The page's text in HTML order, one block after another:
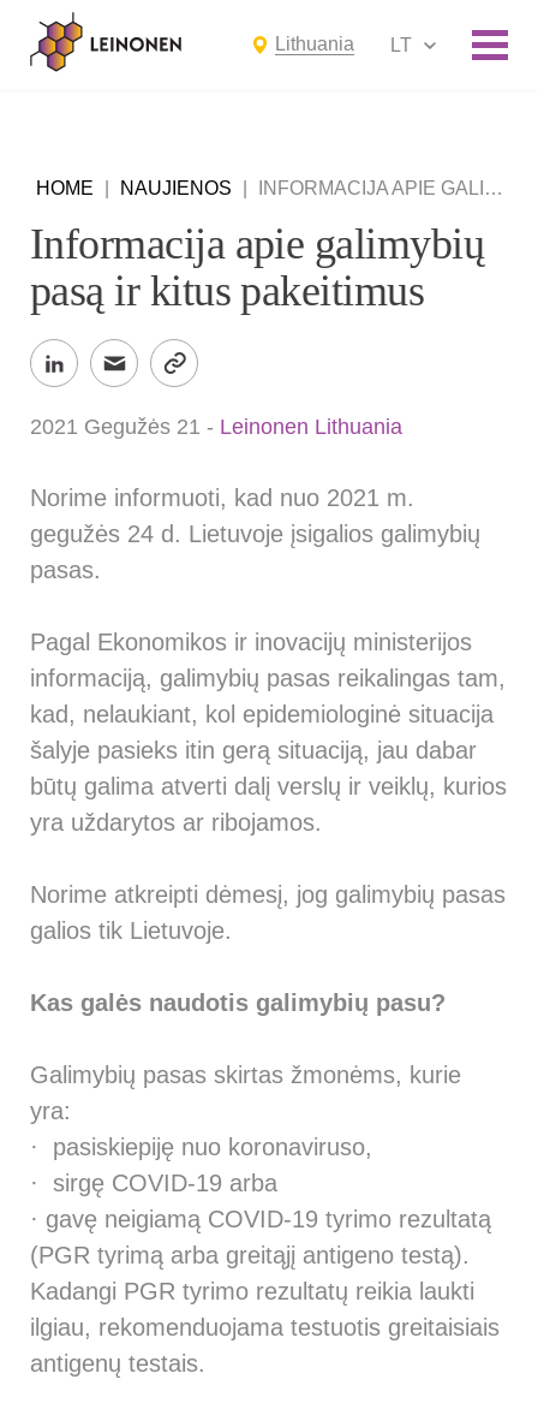
Lithuania LT
HOME NAUJIENOS INFORMACIJA APIE GALIMYBIŲ PASĄ IR KITUS PAKEITIMUS
Informacija apie galimybių
pasą ir kitus pakeitimus
2021 Gegužės 21 - Leinonen Lithuania
Norime informuoti, kad nuo 2021 m.
gegužės 24 d. Lietuvoje įsigalios galimybių
pasas.
Pagal Ekonomikos ir inovacijų ministerijos
informaciją, galimybių pasas reikalingas tam,
kad, nelaukiant, kol epidemiologinė situacija
šalyje pasieks itin gerą situaciją, jau dabar
būtų galima atverti dalį verslų ir veiklų, kurios
yra uždarytos ar ribojamos.
Norime atkreipti dėmesį, jog galimybių pasas
galios tik Lietuvoje.
Kas galės naudotis galimybių pasu?
Galimybių pasas skirtas žmonėms, kurie
yra:
· pasiskiepiję nuo koronaviruso,
· sirgę COVID-19 arba
· gavę neigiamą COVID-19 tyrimo rezultatą
(PGR tyrimą arba greitąjį antigeno testą).
Kadangi PGR tyrimo rezultatų reikia laukti
ilgiau, rekomenduojama testuotis greitaisiais
antigenų testais.